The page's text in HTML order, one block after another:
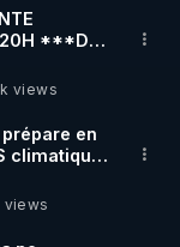
méditation et
code
EN
views
prépare en
climatique,
views